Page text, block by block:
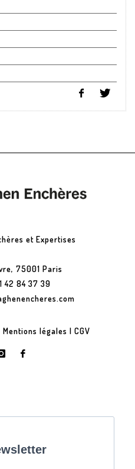
et Expertises
75001 Paris
42 84 37 39
Mentions légales | CGV